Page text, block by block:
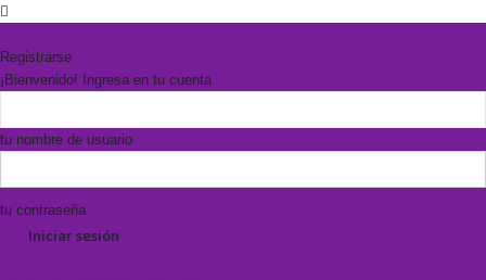
Registrarse
¡Bienvenido! Ingresa en tu cuenta
tu nombre de usuario
tu contraseña